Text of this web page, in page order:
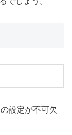
設定が不可欠